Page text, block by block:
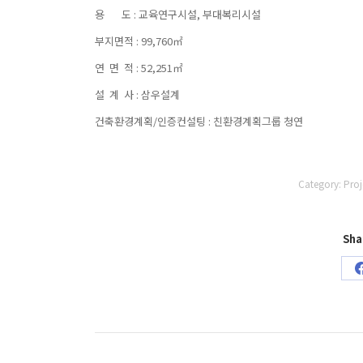
용 도 : 교육연구시설, 부대복리시설
부지면적 : 99,760㎡
연 면 적 : 52,251㎡
설 계 사 : 삼우설계
건축환경계획/인증컨설팅 : 친환경계획그룹 청연
Category: